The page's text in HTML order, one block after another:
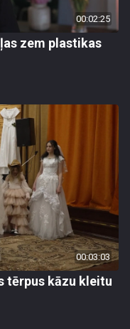
00:02:25
zem plastikas
00:03:03
tērpus kāzu kleitu